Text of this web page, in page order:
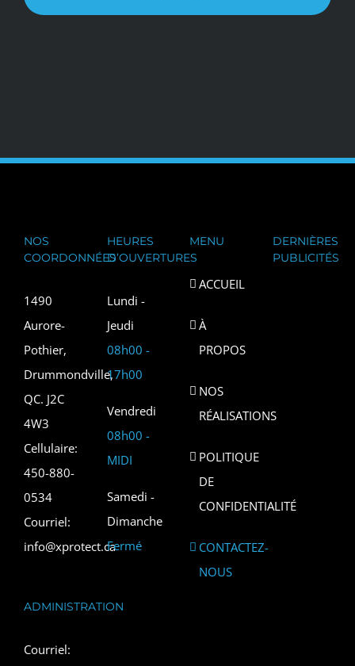
NOS
COORDONNÉES
1490
Aurore-
Pothier,
Drummondville,
QC. J2C
4W3
Cellulaire:
450-880-
0534
Courriel:
info@xprotect.ca
ADMINISTRATION
Courriel:
HEURES
D’OUVERTURES
Lundi -
Jeudi
08h00 -
17h00
Vendredi
08h00 -
MIDI
Samedi -
Dimanche
Fermé
MENU
ACCUEIL
À
PROPOS
NOS
RÉALISATIONS
POLITIQUE
DE
CONFIDENTIALITÉ
CONTACTEZ-
NOUS
DERNIÈRES
PUBLICITÉS